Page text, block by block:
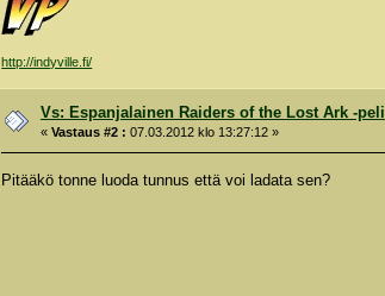
http://indyville.fi/
Vs: Espanjalainen Raiders of the Lost Ark -peli
« Vastaus #2 : 07.03.2012 klo 13:27:12 »
Pitääkö tonne luoda tunnus että voi ladata sen?